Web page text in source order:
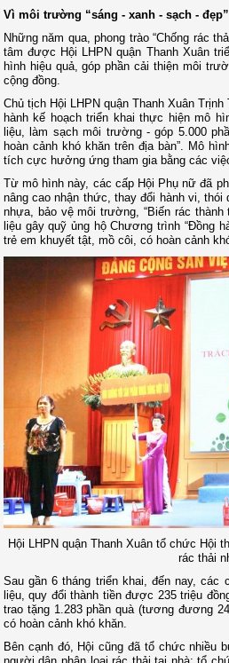
Vì môi trường “sáng - xanh - sạch - đẹp”
Những năm qua, phong trào “Chống rác
tâm được Hội LHPN quận Thanh Xuân
hình hiệu quả, góp phần cải thiện môi
cộng đồng.
Chủ tịch Hội LHPN quận Thanh Xuân
hành kế hoạch triển khai thực hiện mô
liệu, làm sạch môi trường - góp 5.000
hoàn cảnh khó khăn trên địa bàn”. Mô
tích cực hưởng ứng tham gia bằng các
Từ mô hình này, các cấp Hội Phụ nữ đã
nâng cao nhận thức, thay đổi hành vi,
nhựa, bảo vệ môi trường, “Biến rác
liệu gây quỹ ủng hộ Chương trình “Đồng
trẻ em khuyết tật, mồ côi, có hoàn cảnh
Hội LHPN quận Thanh Xuân tổ chức Hội
rác thải
Sau gần 6 tháng triển khai, đến nay,
liệu, quy đổi thành tiền được 235 triệu
trao tặng 1.283 phần quà (tương đương
có hoàn cảnh khó khăn.
Bên cạnh đó, Hội cũng đã tổ chức nhiều